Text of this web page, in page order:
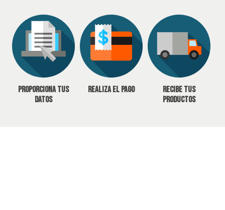
Proporciona tus
datos
Realiza el pago
Recibe tus
productos